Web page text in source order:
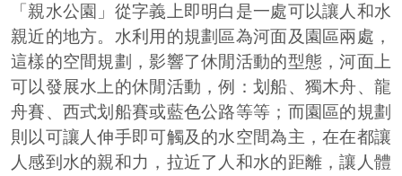
「親水公園」從字義上即明白是一處可以讓人和水
親近的地方。水利用的規劃區為河面及園區兩處，
這樣的空間規劃，影響了休閒活動的型態，河面上
可以發展水上的休閒活動，例：划船、獨木舟、龍
舟賽、西式划船賽或藍色公路等等；而園區的規劃
則以可讓人伸手即可觸及的水空間為主，在在都讓
人感到水的親和力，拉近了人和水的距離，讓人體